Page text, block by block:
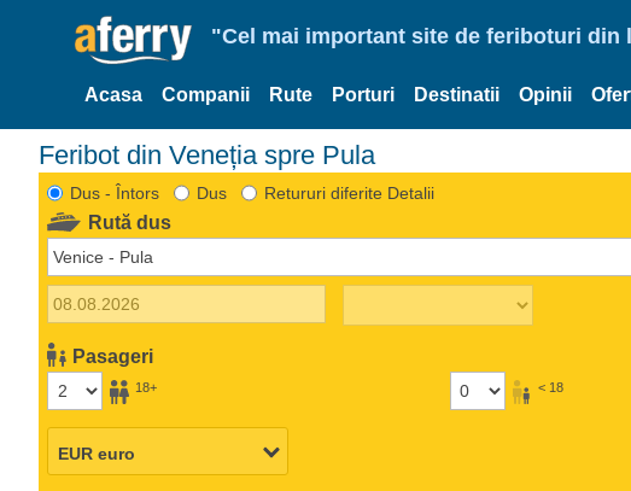
"Cel mai important site de feriboturi din
Acasa Companii Rute Porturi Destinatii Opinii
Feribot din Veneția spre Pula
Dus - Întors Dus Retururi diferite Detalii
Rută dus
Pasageri
18+ < 18